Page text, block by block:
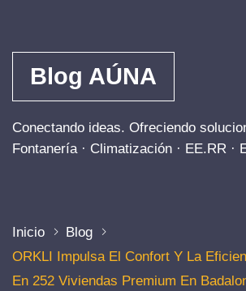
Blog AÚNA
Conectando ideas. Ofreciendo
Fontanería · Climatización · EE.RR ·
Inicio
Blog
ORKLI Impulsa El Confort Y La
En 252 Viviendas Premium En